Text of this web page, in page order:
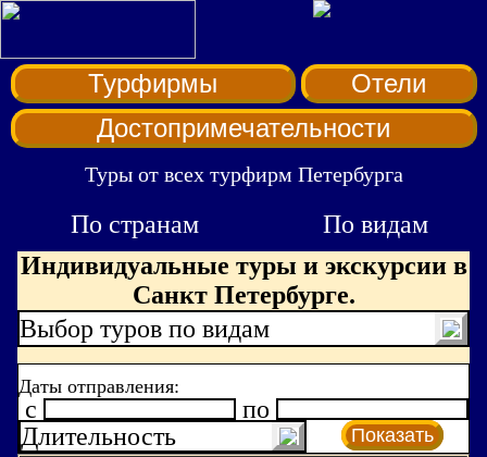
Турфирмы
Отели
Достопримечательности
Туры от всех турфирм Петербурга
По странам
По видам
Индивидуальные туры и экскурсии в
Санкт Петербурге.
Выбор туров по видам
Даты отправления:
c
по
Длительность
Показать